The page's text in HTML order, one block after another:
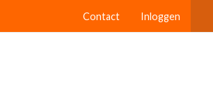
Contact Inloggen